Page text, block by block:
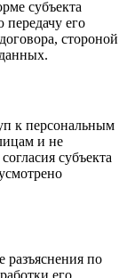
субъекта
его
стороной
к персональным
и не
субъекта
разъяснения по
его